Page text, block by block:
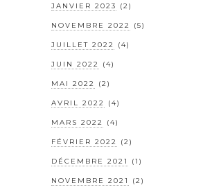
JANVIER 2023 (2)
NOVEMBRE 2022 (5)
JUILLET 2022 (4)
JUIN 2022 (4)
MAI 2022 (2)
AVRIL 2022 (4)
MARS 2022 (4)
FÉVRIER 2022 (2)
DÉCEMBRE 2021 (1)
NOVEMBRE 2021 (2)